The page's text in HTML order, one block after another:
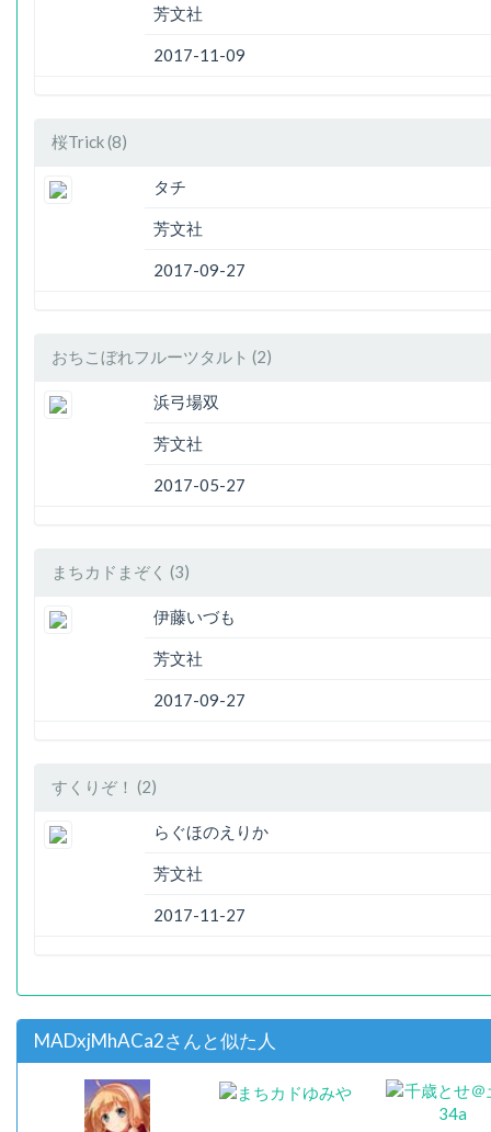
芳文社
2017-11-09
桜Trick (8)
タチ
芳文社
2017-09-27
おちこぼれフルーツタルト (2)
浜弓場双
芳文社
2017-05-27
まちカドまぞく (3)
伊藤いづも
芳文社
2017-09-27
すくりぞ！ (2)
らぐほのえりか
芳文社
2017-11-27
MADxjMhACa2さんと似た人